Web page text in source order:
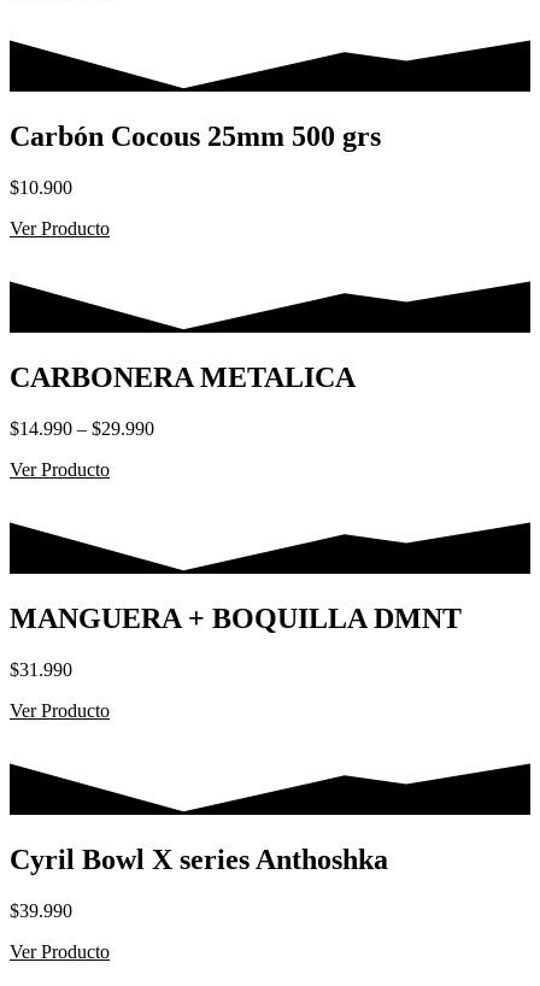
Carbón Cocous 25mm 500 grs
$10.900
Ver Producto
CARBONERA METALICA
$14.990 – $29.990Rango
$29.990
Ver Producto
MANGUERA + BOQUILLA DMNT
$31.990
Ver Producto
Cyril Bowl X series Anthoshka
$39.990
Ver Producto